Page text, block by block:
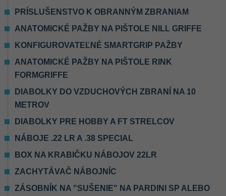
PRÍSLUŠENSTVO K OBRANNÝM ZBRANIAM
ANATOMICKÉ PAŽBY NA PIŠTOLE NILL GRIFFE
KONFIGUROVATEĽNÉ SMARTGRIP PAŽBY
ANATOMICKÉ PAŽBY NA PIŠTOLE RINK
FORMGRIFFE
DIABOLKY DO VZDUCHOVÝCH ZBRANÍ NA 10
METROV
DIABOLKY PRE HOBBY A FT STRELCOV
NÁBOJE .22 LR A .38 SPECIAL
BOX NA KRABIČKU NÁBOJOV 22LR
ZACHYTÁVAČ NÁBOJNÍC
ZÁSOBNÍK NA "SUŠENIE" NA PARDINI SP ALEBO